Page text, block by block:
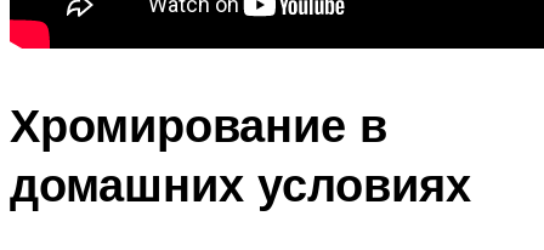
Хромирование в
домашних условиях